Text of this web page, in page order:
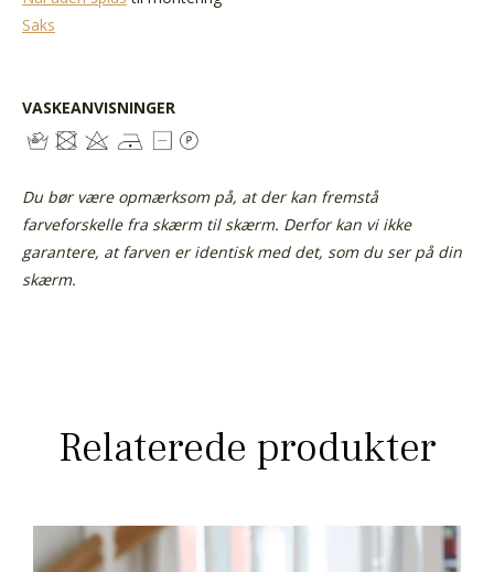
Saks
VASKEANVISNINGER
Du bør være opmærksom på, at der kan fremstå
farveforskelle fra skærm til skærm. Derfor kan vi ikke
garantere, at farven er identisk med det, som du ser på din
skærm.
Relaterede produkter